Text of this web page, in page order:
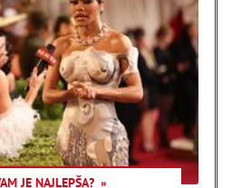
JE NAJLEPŠA?